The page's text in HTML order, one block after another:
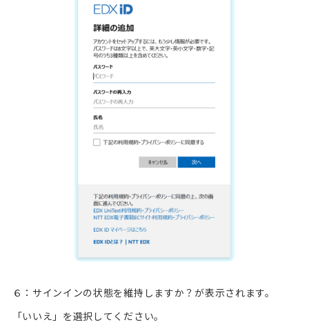
６：サインインの状態を維持しますか？が表示されます。
「いいえ」を選択してください。